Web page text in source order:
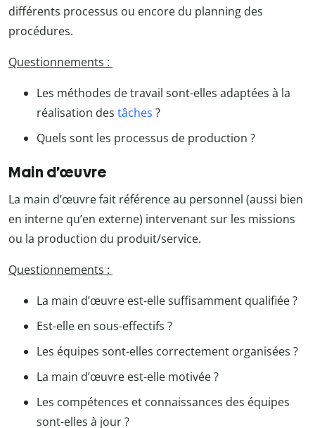
différents processus ou encore du planning des
procédures.
Questionnements :
Les méthodes de travail sont-elles adaptées à la
réalisation des tâches ?
Quels sont les processus de production ?
Main d’œuvre
La main d’œuvre fait référence au personnel (aussi bien
en interne qu’en externe) intervenant sur les missions
ou la production du produit/service.
Questionnements :
La main d’œuvre est-elle suffisamment qualifiée ?
Est-elle en sous-effectifs ?
Les équipes sont-elles correctement organisées ?
La main d’œuvre est-elle motivée ?
Les compétences et connaissances des équipes
sont-elles à jour ?